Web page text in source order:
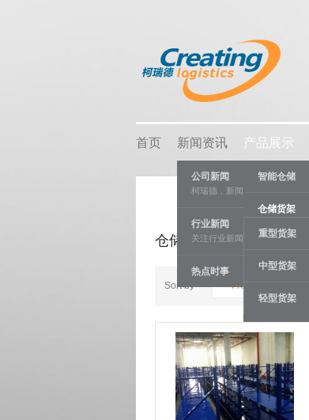
首页 新闻资讯
公司新闻
柯瑞德，新闻资讯
行业新闻
关注行业新闻，推动行业发展。
热点时事
产品展示
智能仓储
仓储货架
重型货架
中型货架
轻型货架
物流容器
车间设备
线棒系统
仓储货架
Sort by Product ID -/+